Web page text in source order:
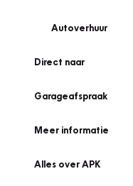
Autoverhuur
Direct naar
Garageafspraak
Meer informatie
Alles over APK